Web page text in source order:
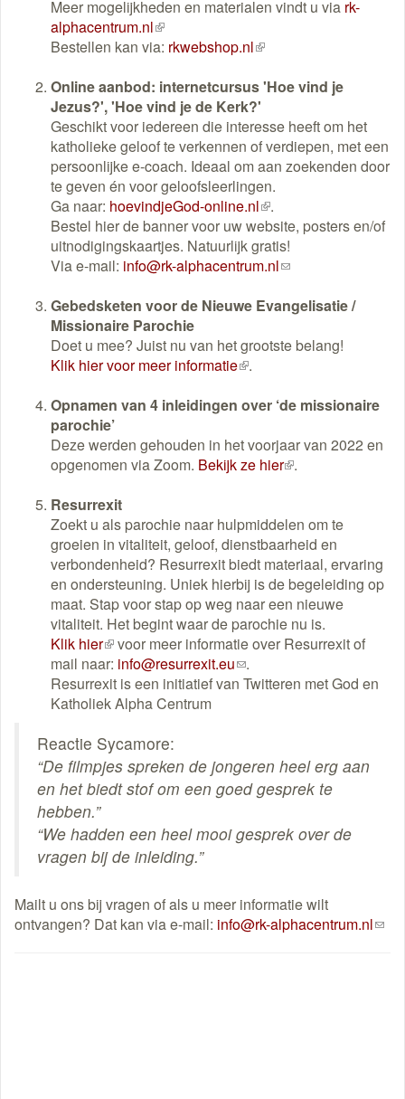
Meer mogelijkheden en materialen vindt u via rk-
alphacentrum.nl(externe
link)
Bestellen kan via: rkwebshop.nl(externe
Online aanbod: internetcursus 'Hoe vind je
Jezus?', 'Hoe vind je de Kerk?'
Geschikt voor iedereen die interesse heeft om het
katholieke geloof te verkennen of verdiepen, met een
persoonlijke e-coach. Ideaal om aan zoekenden door
te geven én voor geloofsleerlingen.
Ga naar: hoevindjeGod-online.nl(externe
link)
.
Bestel hier de banner voor uw website, posters en/of
uitnodigingskaartjes. Natuurlijk gratis!
Via e-mail: info@rk-alphacentrum.nl(link
een
mail)
Gebedsketen voor de Nieuwe Evangelisatie /
Missionaire Parochie
Doet u mee? Juist nu van het grootste belang!
Klik hier voor meer informatie(externe
.
Opnamen van 4 inleidingen over ‘de missionaire
parochie’
Deze werden gehouden in het voorjaar van 2022 en
opgenomen via Zoom. Bekijk ze hier(externe
.
Resurrexit
Zoekt u als parochie naar hulpmiddelen om te
groeien in vitaliteit, geloof, dienstbaarheid en
verbondenheid? Resurrexit biedt materiaal, ervaring
en ondersteuning. Uniek hierbij is de begeleiding op
maat. Stap voor stap op weg naar een nieuwe
vitaliteit. Het begint waar de parochie nu is.
Klik hier(externe
link)
voor meer informatie over Resurrexit of
mail naar: info@resurrexit.eu(link
stuurt
.
Resurrexit is een initiatief van Twitteren met God en
Katholiek Alpha Centrum
Reactie Sycamore:
“De filmpjes spreken de jongeren heel erg aan
en het biedt stof om een goed gesprek te
hebben.”
“We hadden een heel mooi gesprek over de
vragen bij de inleiding.”
Mailt u ons bij vragen of als u meer informatie wilt
ontvangen? Dat kan via e-mail: info@rk-alphacentrum.nl(link